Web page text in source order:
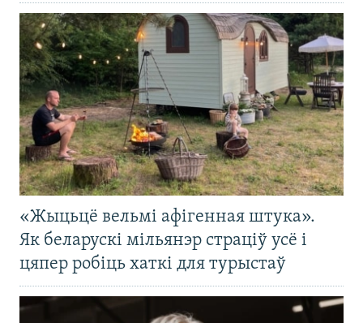
«Жыцьцё вельмі афігенная штука».
Як беларускі мільянэр страціў усё і
цяпер робіць хаткі для турыстаў